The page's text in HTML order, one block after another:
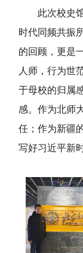
此次校史
时代同频共振
的回顾，更是
人师，行为世
于母校的归属
感。作为北师
任 ；作为新疆
写好习近平新